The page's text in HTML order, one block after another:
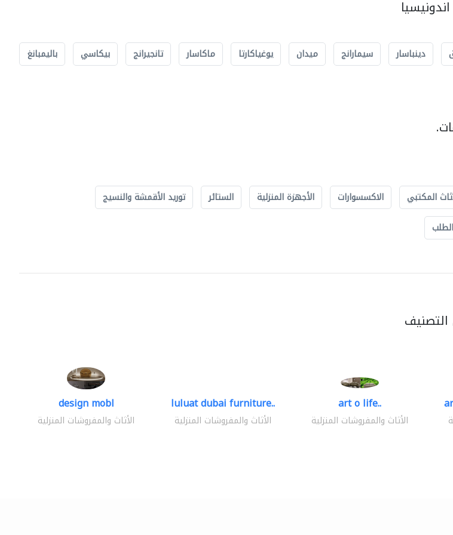
دينباسار سيمارانج ميدان يوغياكارتا ماكاسار تانجيرانج بيكاسي باليمبانغ
المكتبي الاكسسوارات الأجهزة المنزلية الستائر
توريد الأقمشة والنسيج
design mobl
الأثاث والمفروشات المنزلية
luluat dubai furniture..
الأثاث والمفروشات المنزلية
art o life..
الأثاث والمفروشات المنزلية